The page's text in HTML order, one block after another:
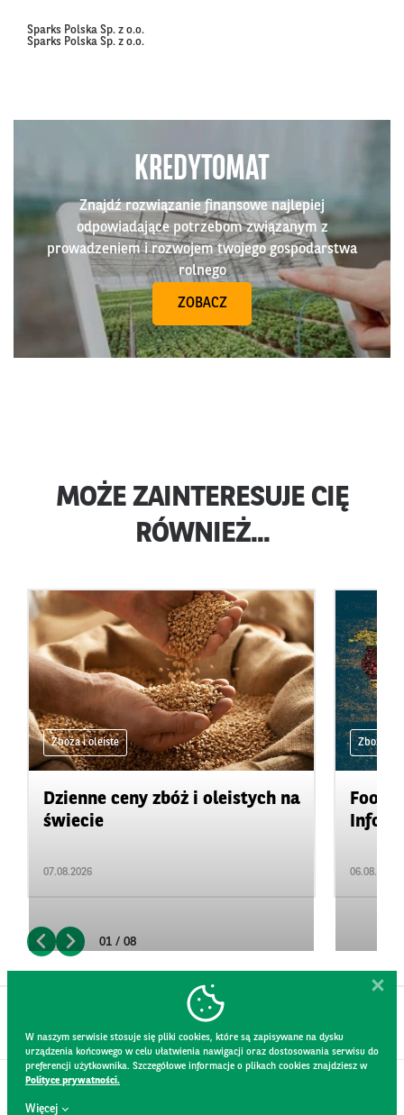
Sparks Polska Sp. z o.o.
Sparks Polska Sp. z o.o.
KREDYTOMAT
Znajdź rozwiązanie finansowe najlepiej
odpowiadające potrzebom związanym z
prowadzeniem i rozwojem twojego gospodarstwa
rolnego
ZOBACZ
MOŻE ZAINTERESUJE CIĘ
RÓWNIEŻ...
Zboża i oleiste
Dzienne ceny zbóż i oleistych na
świecie
07.08.2026
Zboża i
06.08.2026
01 / 08
W naszym serwisie stosuje się pliki cookies, które są zapisywane na dysku
urządzenia końcowego w celu ułatwienia nawigacji oraz dostosowania serwisu do
preferencji użytkownika. Szczegółowe informacje o plikach cookies znajdziesz w
Polityce prywatności.
Więcej
KONTAKT
REGULAMIN STRONY